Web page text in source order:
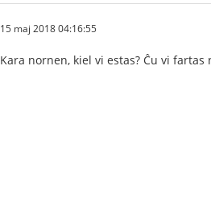
15 maj 2018 04:16:55
Kara nornen, kiel vi estas? Ĉu vi